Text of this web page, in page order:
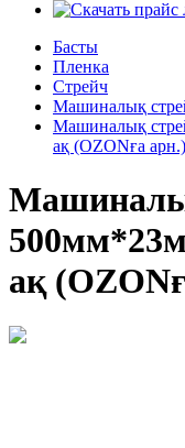
Басты
Пленка
Стрейч
Машиналық
Машиналық
ақ (OZONға арн.)
ақ